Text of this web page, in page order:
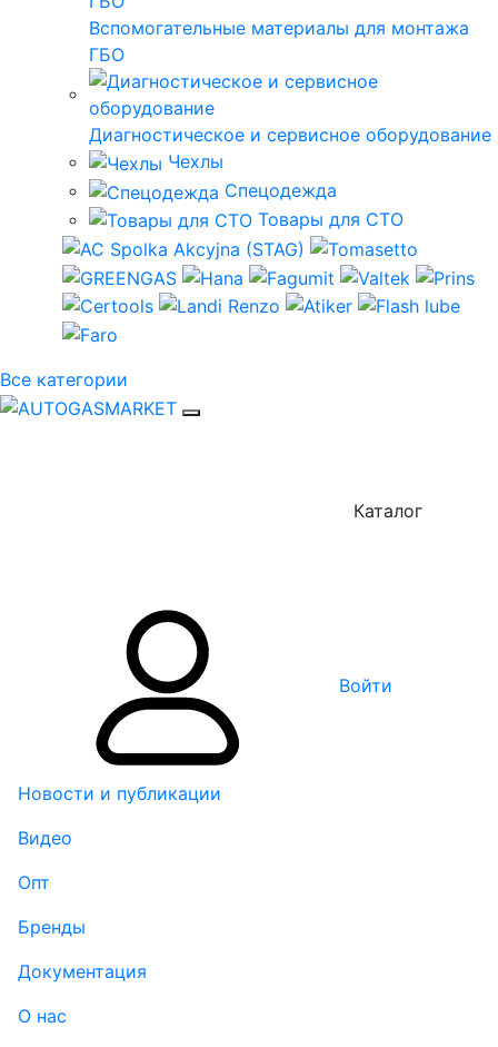
Вспомогательные материалы для монтажа
ГБО
Диагностическое и сервисное оборудование
Чехлы
Спецодежда
Товары для СТО
Все категории
Каталог
Войти
Новости и публикации
Видео
Опт
Бренды
Документация
О нас